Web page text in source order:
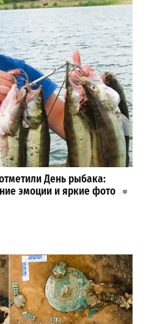
День рыбака:
эмоции и яркие фото
сколько придется
3